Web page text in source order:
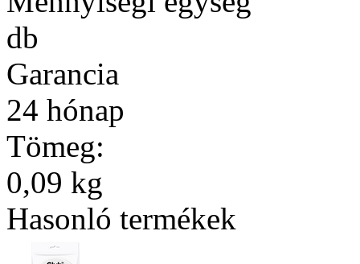
db
Garancia
24 hónap
Tömeg:
0,09 kg
Hasonló termékek